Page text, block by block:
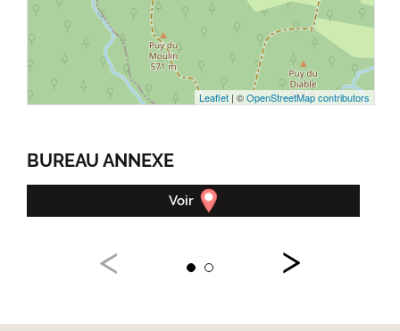
Leaflet | ©OpenStreetMap contributors
BUREAU ANNEXE
Voir